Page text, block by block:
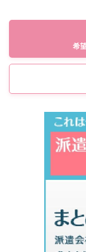
希